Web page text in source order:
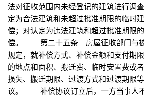
法对征收范围内未经登记的建筑进行调
定为合法建筑和未超过批准期限的临时
偿；对认定为违法建筑和超过批准期限
偿。 第二十五条 房屋征收部门与被
规定，就补偿方式、补偿金额和支付期
的地点和面积、搬迁费、临时安置费或
损失、搬迁期限、过渡方式和过渡期限
议。 补偿协议订立后，一方当事人